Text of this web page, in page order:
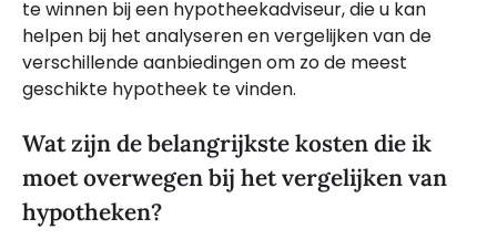
te winnen bij een hypotheekadviseur, die u kan
helpen bij het analyseren en vergelijken van de
verschillende aanbiedingen om zo de meest
geschikte hypotheek te vinden.
Wat zijn de belangrijkste kosten die ik
moet overwegen bij het vergelijken van
hypotheken?